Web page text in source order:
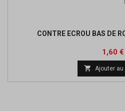
CONTRE ECROU BAS DE
Prix
1,60 €
 Ajouter au